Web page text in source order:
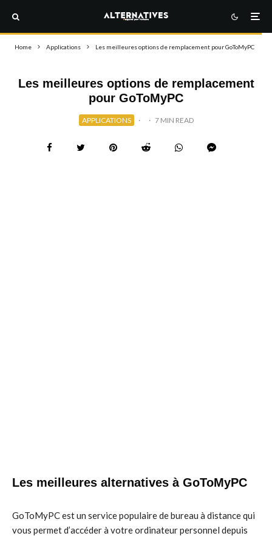
Home Applications Les meilleures options de remplacement pour GoToMyPC
Les meilleures options de remplacement
pour GoToMyPC
APPLICATIONS · · 7 MIN READ
Les meilleures alternatives à GoToMyPC
GoToMyPC est un service populaire de bureau à distance qui
vous permet d’accéder à votre ordinateur personnel depuis